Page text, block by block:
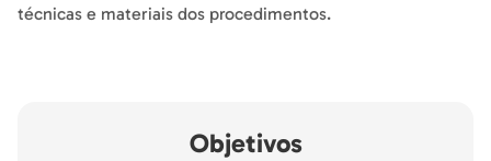
técnicas e materiais dos procedimentos.
Objetivos